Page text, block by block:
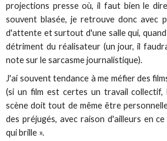
projections presse où, il faut bien le
souvent blasée, je retrouve donc avec
d'attente et surtout d'une salle qui,
détriment du réalisateur (un jour, il
note sur le sarcasme journalistique).
J'ai souvent tendance à me méfier des
(si un film est certes un travail collectif,
scène doit tout de même être
des préjugés, avec raison d'ailleurs en
qui brille ».